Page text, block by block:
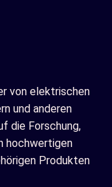
von elektrischen
und anderen
die Forschung,
hochwertigen
Produkten